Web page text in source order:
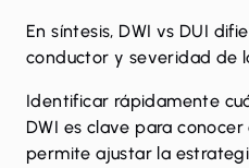
En síntesis, DWI vs DUI
conductor y severidad de
Identificar rápidamente
DWI es clave para conocer
permite ajustar la